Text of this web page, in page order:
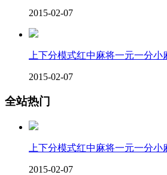
2015-02-07
上下分模式红中麻将一元一分小
2015-02-07
全站热门
上下分模式红中麻将一元一分
2015-02-07